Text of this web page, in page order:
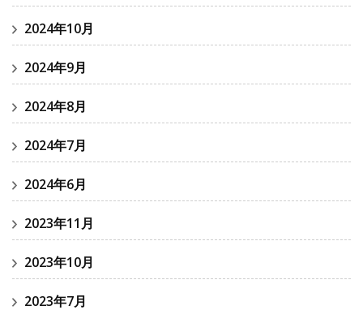
2024年10月
2024年9月
2024年8月
2024年7月
2024年6月
2023年11月
2023年10月
2023年7月